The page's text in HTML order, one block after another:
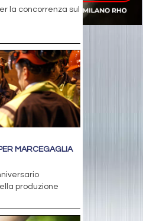
la concorrenza sul
MARCEGAGLIA
produzione